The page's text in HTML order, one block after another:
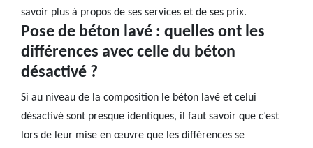
savoir plus à propos de ses services et de ses prix.
Pose de béton lavé : quelles ont les
différences avec celle du béton
désactivé ?
Si au niveau de la composition le béton lavé et celui
désactivé sont presque identiques, il faut savoir que c’est
lors de leur mise en œuvre que les différences se